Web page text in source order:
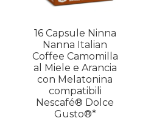
16 Capsule Ninna
Nanna Italian
Coffee Camomilla
al Miele e Arancia
con Melatonina
compatibili
Nescafé® Dolce
Gusto®*